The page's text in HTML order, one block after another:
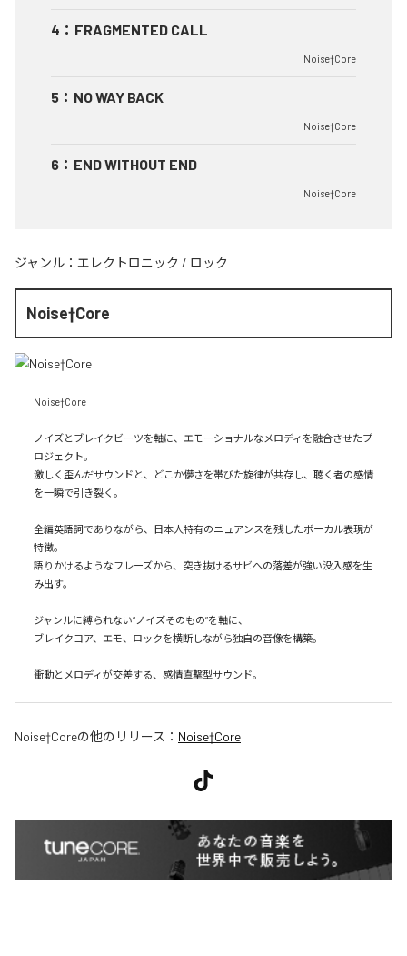
4 ： FRAGMENTED CALL
Noise†Core
5 ： NO WAY BACK
Noise†Core
6 ： END WITHOUT END
Noise†Core
ジャンル： エレクトロニック / ロック
Noise†Core
Noise†Core
ノイズとブレイクビーツを軸に、エモーショナルなメロディを融合させたプ
ロジェクト。
激しく歪んだサウンドと、どこか儚さを帯びた旋律が共存し、聴く者の感情
を一瞬で引き裂く。
全編英語詞でありながら、日本人特有のニュアンスを残したボーカル表現が
特徴。
語りかけるようなフレーズから、突き抜けるサビへの落差が強い没入感を生
み出す。
ジャンルに縛られない“ノイズそのもの”を軸に、
ブレイクコア、エモ、ロックを横断しながら独自の音像を構築。
衝動とメロディが交差する、感情直撃型サウンド。
Noise†Coreの他のリリース： Noise†Core